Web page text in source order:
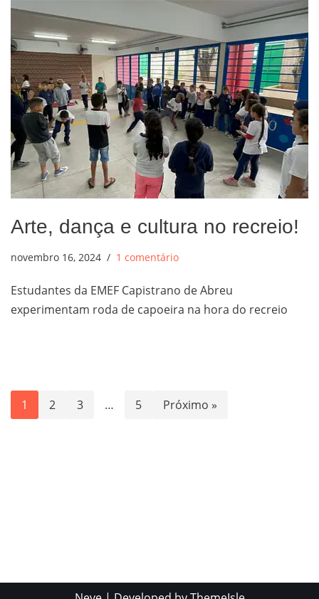
Arte, dança e cultura no recreio!
novembro 16, 2024 1 comentário
Estudantes da EMEF Capistrano de Abreu
experimentam roda de capoeira na hora do recreio
1 2 3 … 5 Próximo »